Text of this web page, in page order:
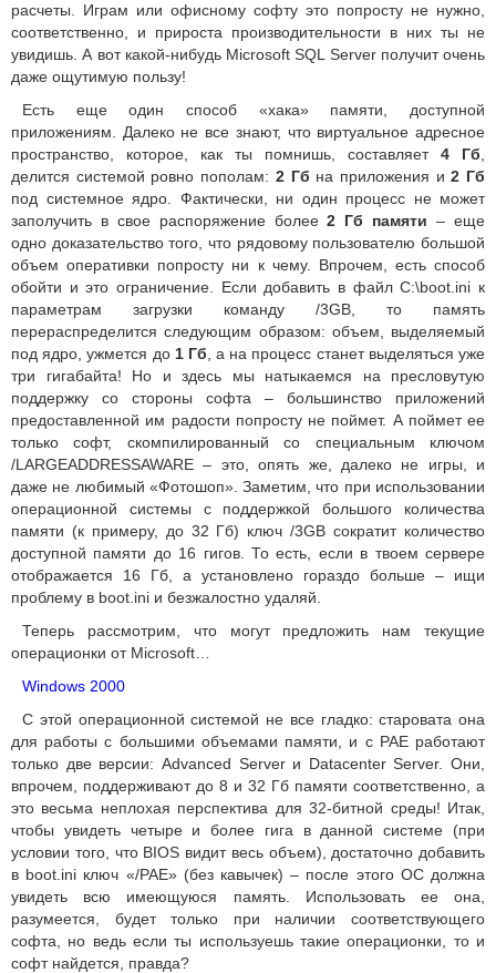
расчеты. Играм или офисному софту это попросту не нужно,
соответственно, и прироста производительности в них ты не
увидишь. А вот какой-нибудь Microsoft SQL Server получит очень
даже ощутимую пользу!
Есть еще один способ «хака» памяти, доступной
приложениям. Далеко не все знают, что виртуальное адресное
пространство, которое, как ты помнишь, составляет 4 Гб
делится системой ровно пополам: 2 Гб на приложения и2 Гб
под системное ядро. Фактически, ни один процесс не может
заполучить в свое распоряжение более2 Гб памяти – еще
одно доказательство того, что рядовому пользователю большой
объем оперативки попросту ни к чему. Впрочем, есть способ
обойти и это ограничение. Если добавить в файл C:\boot.ini к
параметрам загрузки команду /3GB, то память
перераспределится следующим образом: объем, выделяемый
под ядро, ужмется до 1 Гб , а на процесс станет выделяться уже
три гигабайта! Но и здесь мы натыкаемся на пресловутую
поддержку со стороны софта – большинство приложений
предоставленной им радости попросту не поймет. А поймет ее
только софт, скомпилированный со специальным ключом
/LARGEADDRESSAWARE – это, опять же, далеко не игры, и
даже не любимый «Фотошоп». Заметим, что при использовании
операционной системы с поддержкой большого количества
памяти (к примеру, до 32 Гб) ключ /3GB сократит количество
доступной памяти до 16 гигов. То есть, если в твоем сервере
отображается 16 Гб, а установлено гораздо больше – ищи
проблему в boot.ini и безжалостно удаляй.
Теперь рассмотрим, что могут предложить нам текущие
операционки от Microsoft…
Windows 2000
С этой операционной системой не все гладко: старовата она
для работы с большими объемами памяти, и с PAE работают
только две версии: Advanced Server и Datacenter Server. Они,
впрочем, поддерживают до 8 и 32 Гб памяти соответственно, а
это весьма неплохая перспектива для 32-битной среды! Итак,
чтобы увидеть четыре и более гига в данной системе (при
условии того, что BIOS видит весь объем), достаточно добавить
в boot.ini ключ «/PAE» (без кавычек) – после этого ОС должна
увидеть всю имеющуюся память. Использовать ее она,
разумеется, будет только при наличии соответствующего
софта, но ведь если ты используешь такие операционки, то и
софт найдется, правда?